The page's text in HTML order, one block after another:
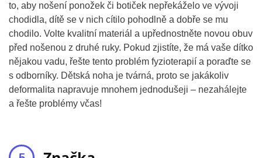
to, aby nošení ponožek či botiček nepřekáželo ve vývoji
chodidla, dítě se v nich cítilo pohodlně a dobře se mu
chodilo. Volte kvalitní materiál a upřednostněte novou obuv
před nošenou z druhé ruky. Pokud zjistíte, že má vaše dítko
nějakou vadu, řešte tento problém fyzioterapií a poraďte se
s odborníky. Dětská noha je tvárná, proto se jakákoliv
deformalita napravuje mnohem jednodušeji – nezahálejte
a řešte problémy včas!